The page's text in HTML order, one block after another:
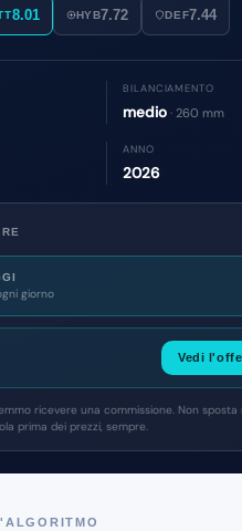
8.01 HYB7.72 DEF7.44
BILANCIAMENTO
medio · 260 mm
ANNO
2026
giorno
Vedi
ricevere una commissione. Non sposta
prima dei prezzi, sempre.